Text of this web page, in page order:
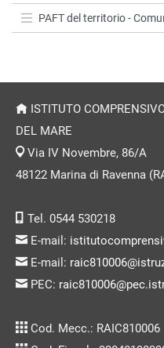
PAFT del territorio -
ISTITUTO
DEL MARE
Via IV Novembre, 86/A
48122 Marina di Ravenna
Tel. 0544 530218
E-mail:
E-mail:
PEC:
Cod. Mecc.: RAIC810006